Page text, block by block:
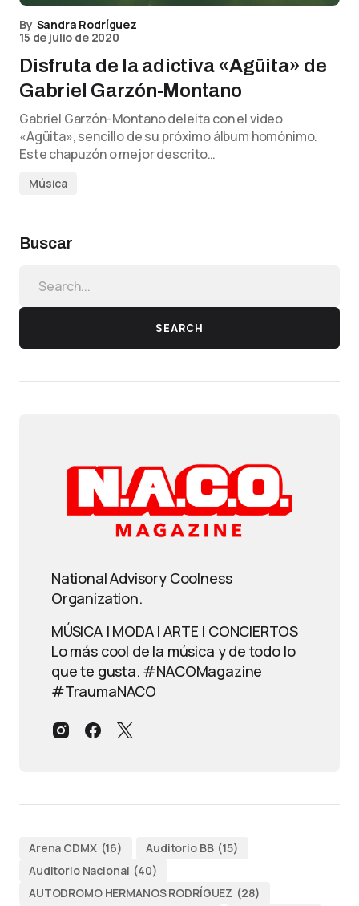
By Sandra Rodríguez
15 de julio de 2020
Disfruta de la adictiva «Agüita» de
Gabriel Garzón-Montano
Gabriel Garzón-Montano deleita con el video
«Agüita», sencillo de su próximo álbum homónimo.
Este chapuzón o mejor descrito…
Música
Buscar
SEARCH
National Advisory Coolness
Organization.
MÚSICA | MODA | ARTE | CONCIERTOS
Lo más cool de la música y de todo lo
que te gusta. #NACOMagazine
#TraumaNACO
Arena CDMX (16) Auditorio BB (15)
Auditorio Nacional (40)
AUTODROMO HERMANOS RODRÍGUEZ (28)